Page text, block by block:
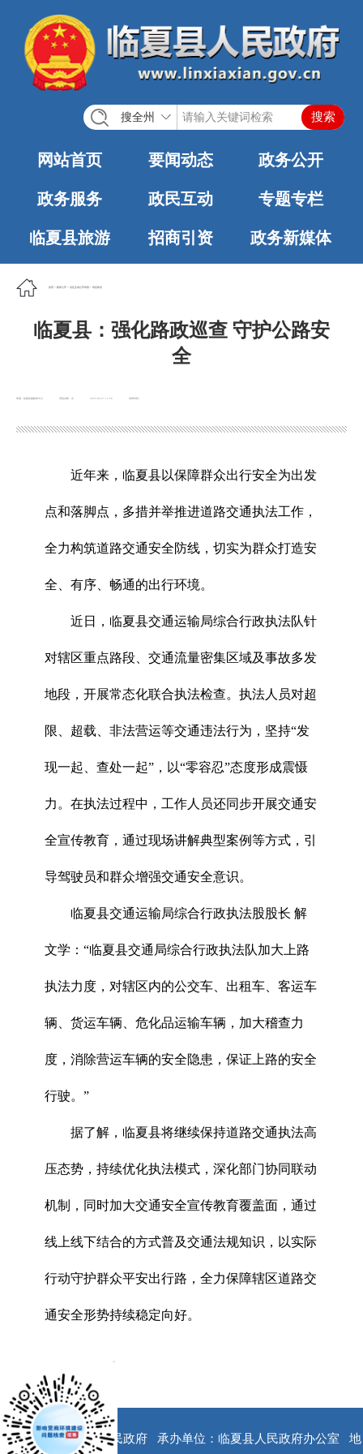
搜全州
网站首页 要闻动态 政务公开
政务服务 政民互动 专题专栏
临夏县旅游 招商引资 政务新媒体
首页 政务公开 法定主动公开内容 综合执法
临夏县：强化路政巡查 守护公路安
全
浏览次数： 发布时间：
2025-06-27 11:56
近年来，临夏县以保障群众出行安全为出发
点和落脚点，多措并举推进道路交通执法工作，
全力构筑道路交通安全防线，切实为群众打造安
全、有序、畅通的出行环境。
近日，临夏县交通运输局综合行政执法队针
对辖区重点路段、交通流量密集区域及事故多发
地段，开展常态化联合执法检查。执法人员对超
限、超载、非法营运等交通违法行为，坚持“发
现一起、查处一起”，以“零容忍”态度形成震慑
力。在执法过程中，工作人员还同步开展交通安
全宣传教育，通过现场讲解典型案例等方式，引
导驾驶员和群众增强交通安全意识。
临夏县交通运输局综合行政执法股股长 解
文学：“临夏县交通局综合行政执法队加大上路
执法力度，对辖区内的公交车、出租车、客运车
辆、货运车辆、危化品运输车辆，加大稽查力
度，消除营运车辆的安全隐患，保证上路的安全
行驶。”
据了解，临夏县将继续保持道路交通执法高
压态势，持续优化执法模式，深化部门协同联动
机制，同时加大交通安全宣传教育覆盖面，通过
线上线下结合的方式普及交通法规知识，以实际
行动守护群众平安出行路，全力保障辖区道路交
通安全形势持续稳定向好。
版权所有：临夏县人民政府 承办单位：临夏县人民政府办公室 地
x